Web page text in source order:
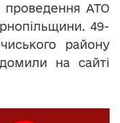
проведення АТО
49-
району
на сайті